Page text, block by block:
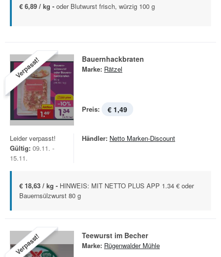
€ 6,89 / kg - oder Blutwurst frisch, würzig 100 g
Verpasst! Bauernhackbraten
Marke: Rätzel
Preis: € 1,49
Leider verpasst!
Gültig: 09.11. -
15.11.
Händler: Netto Marken-Discount
€ 18,63 / kg - HINWEIS: MIT NETTO PLUS APP 1.34 € oder
Bauernsülzwurst 80 g
Verpasst! Teewurst im Becher
Marke: Rügenwalder Mühle